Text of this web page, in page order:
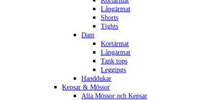
Långärmat
Shorts
Tights
Dam
Kortärmat
Långärmat
Tank tops
Leggings
Handdukar
Kepsar & Mössor
Alla Mössor och Kepsar